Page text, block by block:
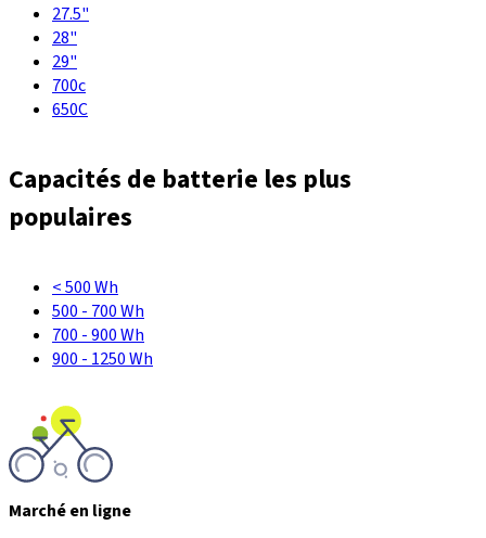
27.5"
28"
29"
700c
650C
Capacités de batterie les plus
populaires
< 500 Wh
500 - 700 Wh
700 - 900 Wh
900 - 1250 Wh
Marché en ligne